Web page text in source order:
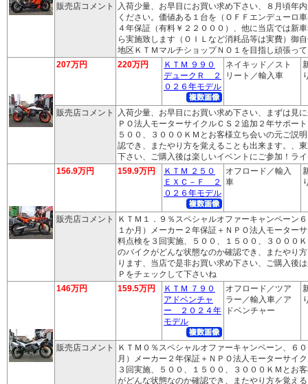
販売店コメント
入荷少量、お早目にお買い求め下さい、８月頃年
ください。価値ある１台を（ＯＦＦエンデューロ
４年保証（有料￥２２０００）、他に当店では新
ら実施致します（ＯＩＬなど消耗品等は実費）御
地区ＫＴＭマルチショップＮＯ１を目指し頑張っ
207万円
220万円
ＫＴＭ ９９０
デュークＲ ２
０２６年モデル
ネイキッド／スト
リート／輸入車
販売店コメント
入荷少量、お早目にお買い求め下さい、まずは見
ＰＯ法人モーターサイクルＣＳ２追加２年サポー
５００、３０００ＫＭとお客様立ち会いの元ご説
認でき、またやり方を覚えることも出来ます。、
下さい、ご購入後は楽しいイベントにご参加！ラ
156.9万円
159.9万円
ＫＴＭ ２５０
ＥＸＣ－Ｆ ２
０２６年モデル
オフロード／輸入
車
販売店コメント
ＫＴＭ１．９％スペシャルオファーキャンペーン
１か月）メーカー２年保証＋ＮＰＯ法人モーター
料点検を３回実施、５００、１５００、３０００
のバイクがどんな状態なのか確認でき、またやり
ります、当店で是非お買い求め下さい、ご購入後
Ｐをチェックして下さいね
146万円
159.5万円
ＫＴＭ ７９０
アドベンチャ
ー ２０２４年
モデル
オフロード／ツア
ラー／輸入車／ア
ドベンチャー
販売店コメント
ＫＴＭ０％スペシャルオファーキャンペーン、６
月）メーカー２年保証＋ＮＰＯ法人モーターサイ
３回実施、５００、１５００、３０００ＫＭとお
がどんな状態なのか確認でき、またやり方を覚え